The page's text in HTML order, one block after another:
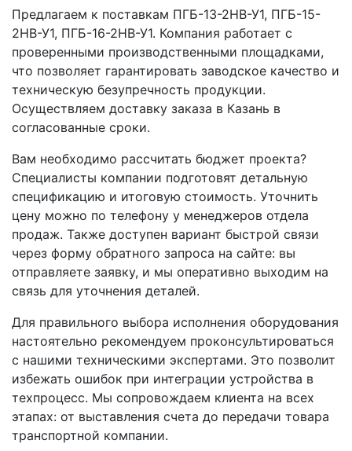
Предлагаем к поставкам ПГБ-13-2НВ-У1, ПГБ-15-
2НВ-У1, ПГБ-16-2НВ-У1. Компания работает с
проверенными производственными площадками,
что позволяет гарантировать заводское качество и
техническую безупречность продукции.
Осуществляем доставку заказа в Казань в
согласованные сроки.
Вам необходимо рассчитать бюджет проекта?
Специалисты компании подготовят детальную
спецификацию и итоговую стоимость. Уточнить
цену можно по телефону у менеджеров отдела
продаж. Также доступен вариант быстрой связи
через форму обратного запроса на сайте: вы
отправляете заявку, и мы оперативно выходим на
связь для уточнения деталей.
Для правильного выбора исполнения оборудования
настоятельно рекомендуем проконсультироваться
с нашими техническими экспертами. Это позволит
избежать ошибок при интеграции устройства в
техпроцесс. Мы сопровождаем клиента на всех
этапах: от выставления счета до передачи товара
транспортной компании.